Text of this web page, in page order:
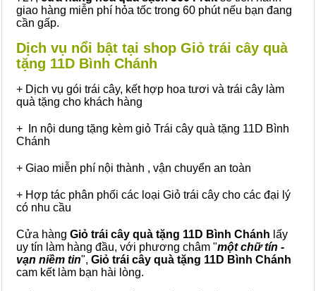
giao hàng miễn phí hỏa tốc trong 60 phút nếu bạn đang
cần gấp.
Dịch vụ nổi bật tại shop Giỏ trái cây quà
tặng 11D Bình Chánh
+ Dịch vụ gói trái cây, kết hợp hoa tươi và trái cây làm
quà tặng cho khách hàng
+ In nội dung tặng kèm giỏ Trái cây quà tặng 11D Bình
Chánh
+ Giao miễn phí nội thành , vận chuyển an toàn
+ Hợp tác phân phối các loại Giỏ trái cây cho các đại lý
có nhu cầu
Cửa hàng Giỏ trái cây quà tặng 11D Bình Chánh lấy
uy tín làm hàng đầu, với phương châm "một chữ tín -
vạn niềm tin", Giỏ trái cây quà tặng 11D Bình Chánh
cam kết làm bạn hài lòng.